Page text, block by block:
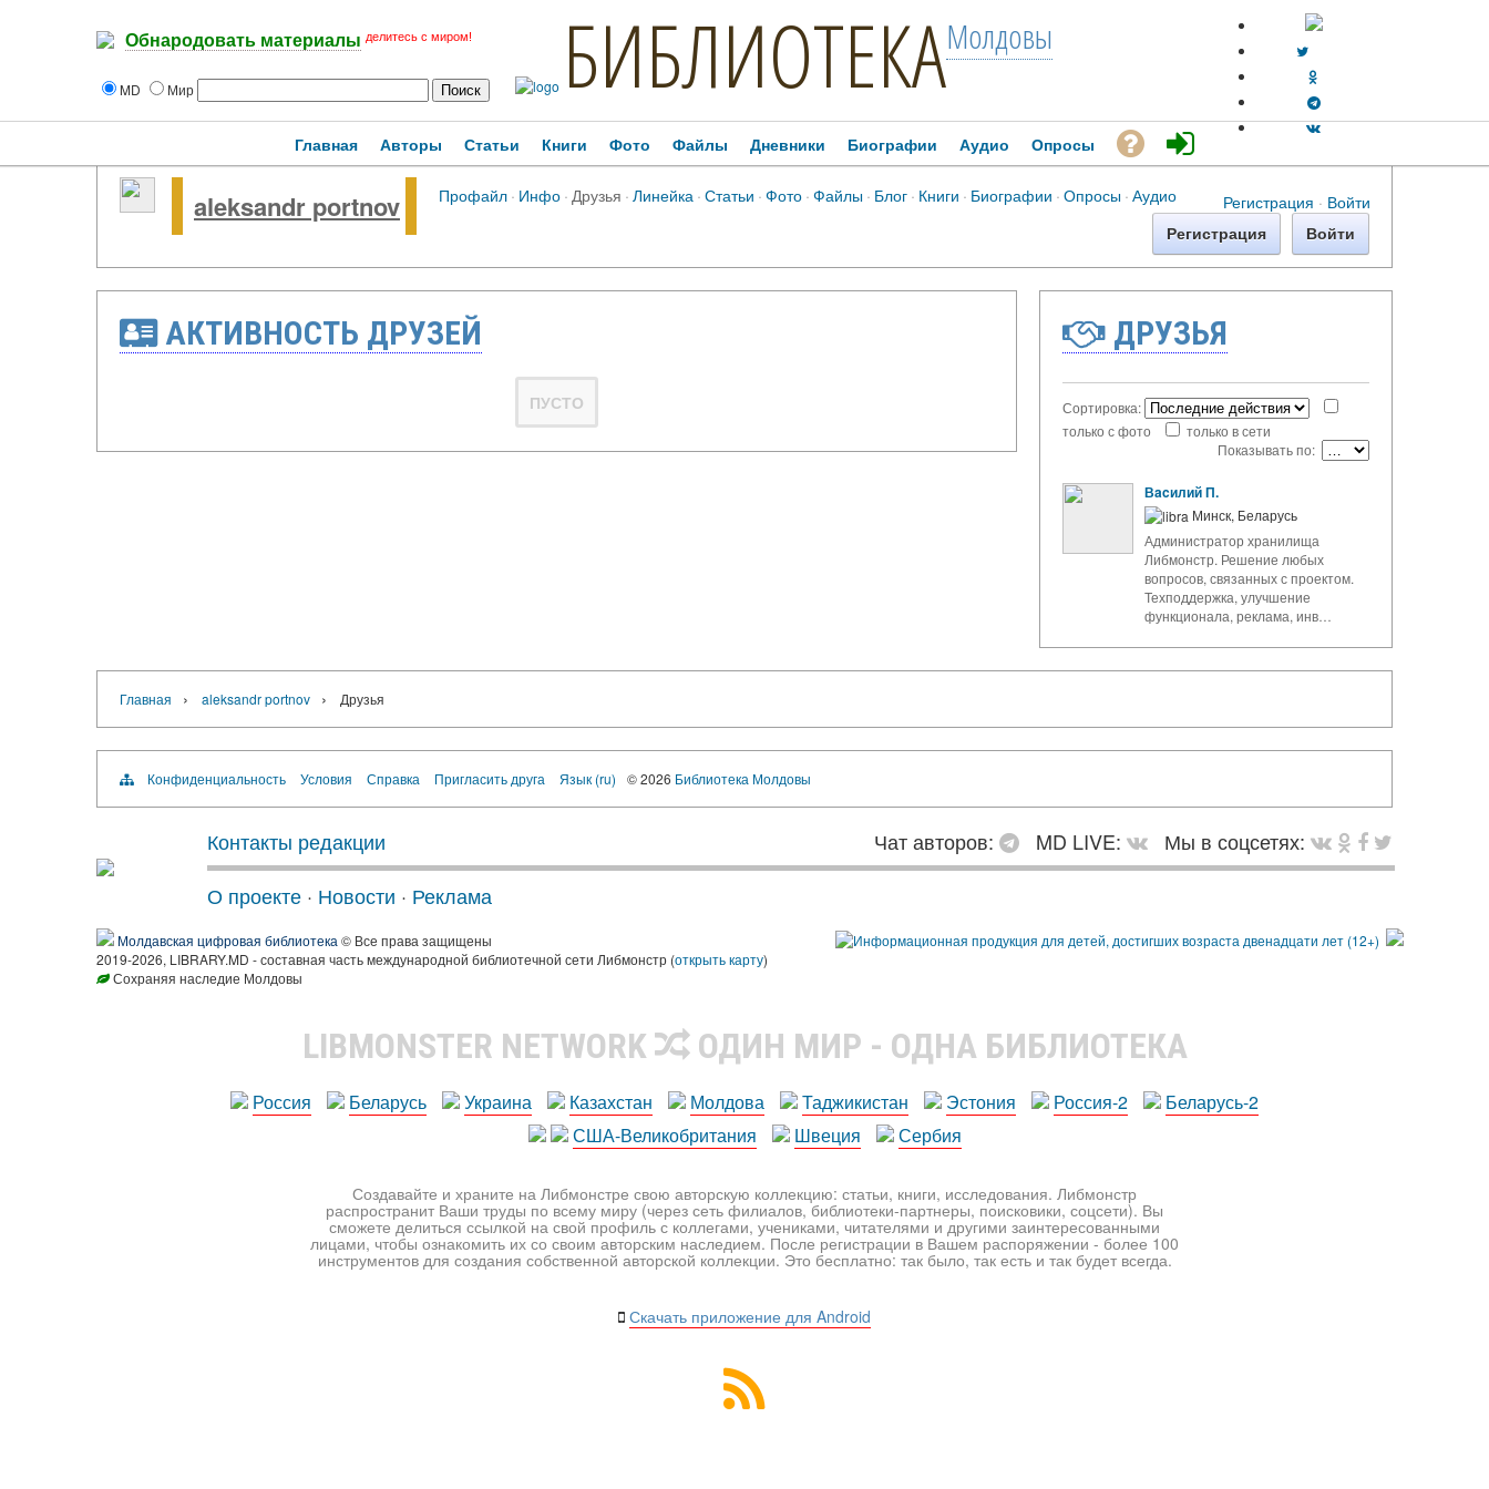
Обнародовать материалы делитесь с миром!
MD Мир БИБЛИОТЕКАМолдовы
Регистрация · Войти
Главная Авторы Статьи Книги Фото Файлы Дневники Биографии Аудио Опросы
aleksandr portnov Профайл· Инфо· Друзья ·Линейка ·Статьи ·Фото·Файлы· Блог· Книги · Биографии ·Опросы·Аудио
Регистрация Войти
АКТИВНОСТЬ ДРУЗЕЙ
ПУСТО
ДРУЗЬЯ
Сортировка:
только с фото
только в сети
Показывать по:
Вacилий П.
Минск, Беларусь
Администратор хранилища
Либмонстр. Решение любых
вопросов, связанных с проектом.
Техподдержка, улучшение
функционала, реклама, инв…
Главная › aleksandr portnov › Друзья
Конфиденциальность Условия Справка Пригласить друга Язык (ru) © 2026 Библиотека Молдовы
Контакты редакции Чат авторов: MD LIVE:
Мы в соцсетях:
О проекте · Новости · Реклама
Молдавская цифровая библиотека © Все права защищены
2019-2026, LIBRARY.MD - составная часть международной библиотечной сети Либмонстр (открыть карту)
Сохраняя наследие Молдовы
LIBMONSTER NETWORK ОДИН МИР - ОДНА БИБЛИОТЕКА
Россия Беларусь Украина Казахстан Молдова Таджикистан Эстония Россия-2
Беларусь-2
США-Великобритания
Швеция Сербия
Создавайте и храните на Либмонстре свою авторскую коллекцию: статьи, книги, исследования. Либмонстр
распространит Ваши труды по всему миру (через сеть филиалов, библиотеки-партнеры, поисковики, соцсети). Вы
сможете делиться ссылкой на свой профиль с коллегами, учениками, читателями и другими заинтересованными
лицами, чтобы ознакомить их со своим авторским наследием. После регистрации в Вашем распоряжении - более 100
инструментов для создания собственной авторской коллекции. Это бесплатно: так было, так есть и так будет всегда.
Скачать приложение для Android